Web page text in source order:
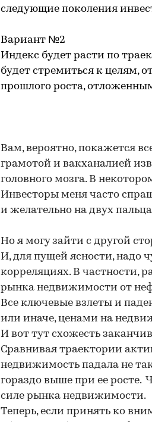
следующие поколения
Вариант №2
Индекс будет расти по
будет стремиться к целям,
прошлого роста,
Вам, вероятно, покажется
грамотой и вакханалией
головного мозга. В
Инвесторы меня часто
и желательно на двух
Но я могу зайти с другой
И, для пущей ясности, надо
корреляциях. В частности,
рынка недвижимости от
Все ключевые взлеты и
или иначе, ценами на
И вот тут схожесть
Сравнивая траектории
недвижимость падала не
гораздо выше при ее росте.
силе рынка недвижимости.
Теперь, если принять ко